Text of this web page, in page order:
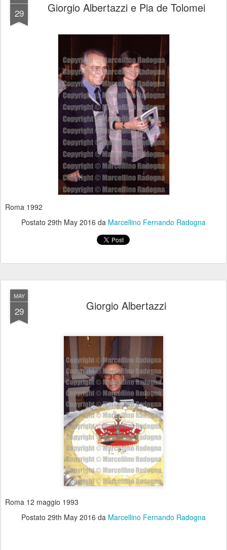
29 Giorgio Albertazzi e Pia de Tolomei
Roma 1992
Postato 29th May 2016 da Marcellino Fernando Radogna
MAY
29 Giorgio Albertazzi
Roma 12 maggio 1993
Postato 29th May 2016 da Marcellino Fernando Radogna